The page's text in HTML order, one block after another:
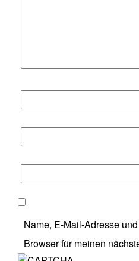
Name, E-Mail-Adresse
Browser für meinen